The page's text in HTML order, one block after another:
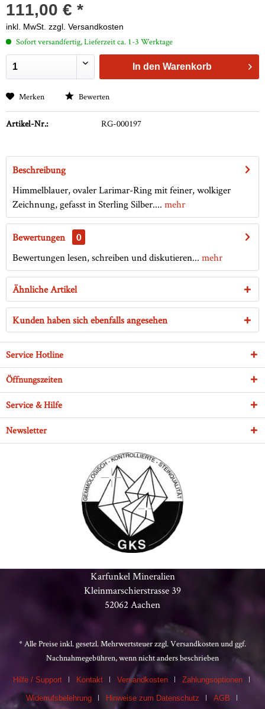
111,00 € *
inkl. MwSt. zzgl. Versandkosten
Sofort versandfertig, Lieferzeit ca. 1-3 Werktage
In den Warenkorb
Merken Bewerten
Artikel-Nr.: RG-000197
Beschreibung
Himmelblauer, ovaler Larimar-Ring mit feiner, wolkiger
Zeichnung, gefasst in Sterling Silber.... mehr
Bewertungen
0
Bewertungen lesen, schreiben und diskutieren... mehr
Ähnliche Artikel
Kunden haben sich ebenfalls angesehen
Service Hotline
Öffnungszeiten
Service & Hilfe
Newsletter
Karfunkel Mineralien
Kleinmarschierstrasse 39
52062 Aachen
* Alle Preise inkl. gesetzl. Mehrwertsteuer zzgl.Versandkostenund ggf.
Nachnahmegebühren, wenn nicht anders beschrieben
Hilfe / Support Kontakt Versandkosten Zahlungsoptionen
Widerrufsbelehrung Hinweise zum Datenschutz AGB